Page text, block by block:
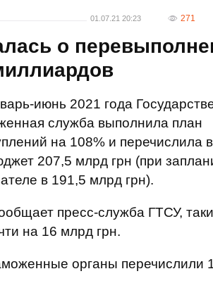
01.07.21 20:23 271
о
июнь 2021 года
служба выполнила план
на 108% и перечислила в
207,5 млрд грн (при
в 191,5 млрд грн).
пресс-служба ГТСУ,
на 16 млрд грн.
органы перечислили